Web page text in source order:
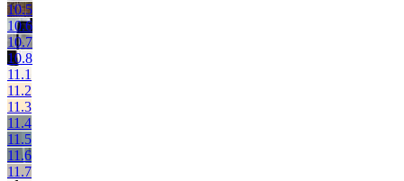
10.5
10.6
10.7
10.8
11.1
11.2
11.3
11.4
11.5
11.6
11.7